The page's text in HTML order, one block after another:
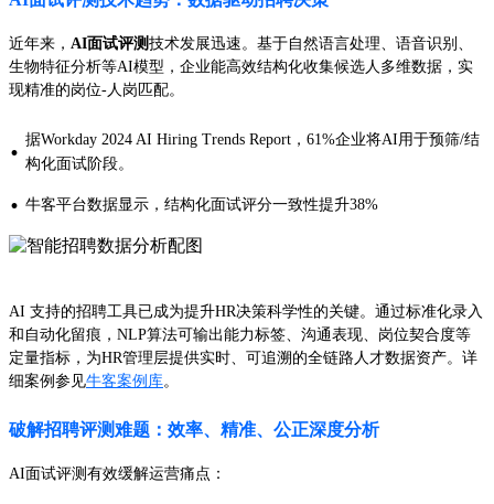
近年来， AI面试评测技术发展迅速。基于自然语言处理、语音识别、
生物特征分析等AI模型，企业能高效结构化收集候选人多维数据，实
现精准的岗位-人岗匹配。
· 据Workday 2024 AI Hiring Trends Report，61%企业将AI用于预筛/结
构化面试阶段。
· 牛客平台数据显示，结构化面试评分一致性提升38%
AI 支持的招聘工具已成为提升HR决策科学性的关键。通过标准化录入
和自动化留痕，NLP算法可输出能力标签、沟通表现、岗位契合度等
定量指标，为HR管理层提供实时、可追溯的全链路人才数据资产。详
细案例参见牛客案例库。
破解招聘评测难题：效率、精准、公正深度分析
AI面试评测有效缓解运营痛点：